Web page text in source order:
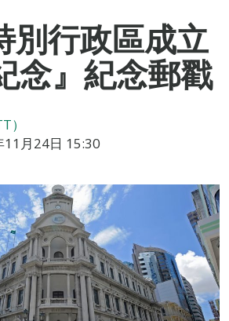
別行政區成立
念』紀念郵戳
）
11月24日 15:30